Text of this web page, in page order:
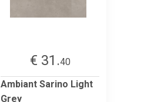
€ 31.40
Ambiant Sarino Light
Grey